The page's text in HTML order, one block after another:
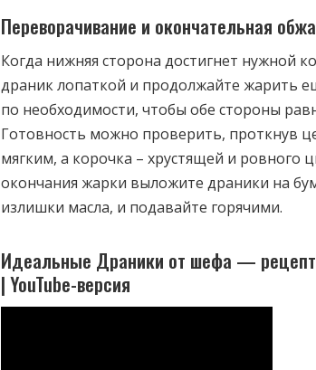
Переворачивание и окончательная
Когда нижняя сторона достигнет нужной
драник лопаткой и продолжайте жарить
по необходимости, чтобы обе стороны
Готовность можно проверить, проткнув
мягким, а корочка – хрустящей и ровного
окончания жарки выложите драники на
излишки масла, и подавайте горячими.
Идеальные Драники от шефа — рецепт
| YouTube-версия